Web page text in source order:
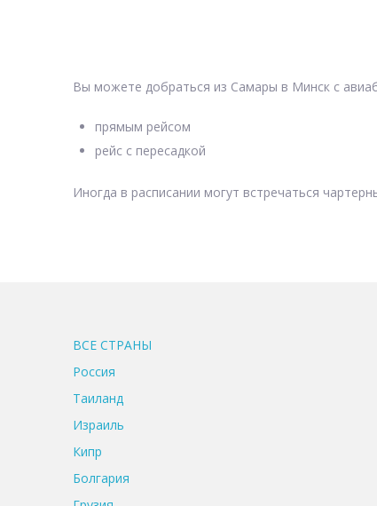
Вы можете добраться из Самары в Минск с
прямым рейсом
рейс с пересадкой
Иногда в расписании могут встречаться
ВСЕ CТРАНЫ
Россия
Таиланд
Израиль
Кипр
Болгария